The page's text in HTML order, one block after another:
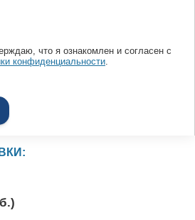
что я ознакомлен и согласен с
конфиденциальности.